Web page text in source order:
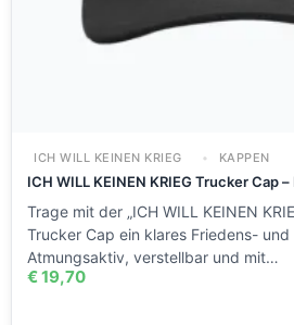
ICH WILL KEINEN KRIEG KAPPEN
ICH WILL KEINEN KRIEG Trucker Cap
Trage mit der „ICH WILL KEINEN
Trucker Cap ein klares Friedens-
Atmungsaktiv, verstellbar und mit…
€19,70